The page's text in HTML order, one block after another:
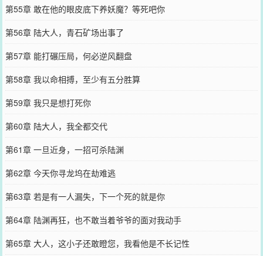
第55章 敢在他的眼皮底下养妖魔？等死吧你
第56章 陆大人，青石矿场出事了
第57章 能打碾压局，何必逆风翻盘
第58章 我以命相搏，至少有五分胜算
第59章 我只是想打死你
第60章 陆大人，我全都交代
第61章 一旦近身，一招可杀陆渊
第62章 今天你寻龙坞在劫难逃
第63章 若是有一人漏失，下一个死的就是你
第64章 陆渊再狂，也不敢当着爷爷的面对我动手
第65章 大人，这小子还敢瞪您，我看他是不长记性